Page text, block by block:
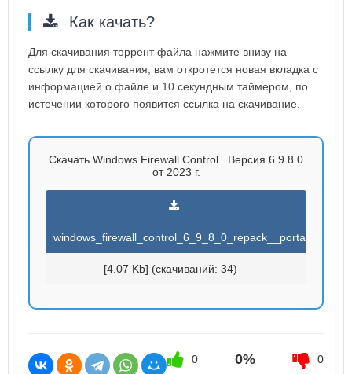
Как качать?
Для скачивания торрент файла нажмите внизу на
ссылку для скачивания, вам откротется новая вкладка с
информацией о файле и 10 секундным таймером, по
истечении которого появится ссылка на скачивание.
Скачать Windows Firewall Control . Версия 6.9.8.0
от 2023 г.
windows_firewall_control_6_9_8_0_repack__portab.torrent
[4.07 Kb] (cкачиваний: 34)
0 0% 0